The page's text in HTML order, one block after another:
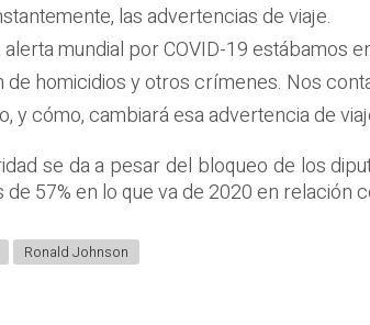
las advertencias de viaje.
mundial por COVID-19 estábamos
homicidios y otros crímenes. Nos
y cómo, cambiará esa advertencia de
se da a pesar del bloqueo de los
57% en lo que va de 2020 en relación
Ronald Johnson